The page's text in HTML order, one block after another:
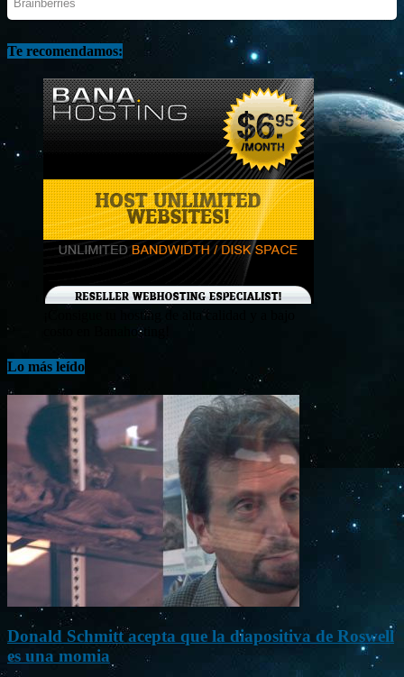
Te recomendamos:
¡Consigue tu hosting de alta calidad y a bajo
costo en Banahosting!
Lo más leído
Donald Schmitt acepta que la diapositiva de Roswell
es una momia